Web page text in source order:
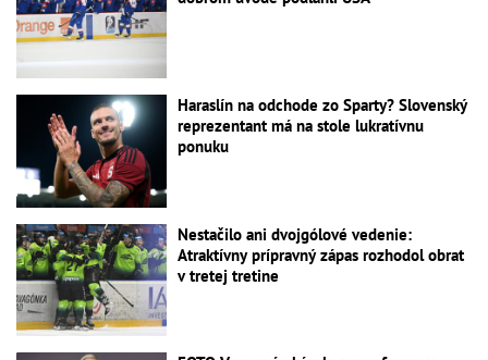
Haraslín na odchode zo Sparty? Slovenský
reprezentant má na stole lukratívnu
ponuku
Nestačilo ani dvojgólové vedenie:
Atraktívny prípravný zápas rozhodol obrat
v tretej tretine